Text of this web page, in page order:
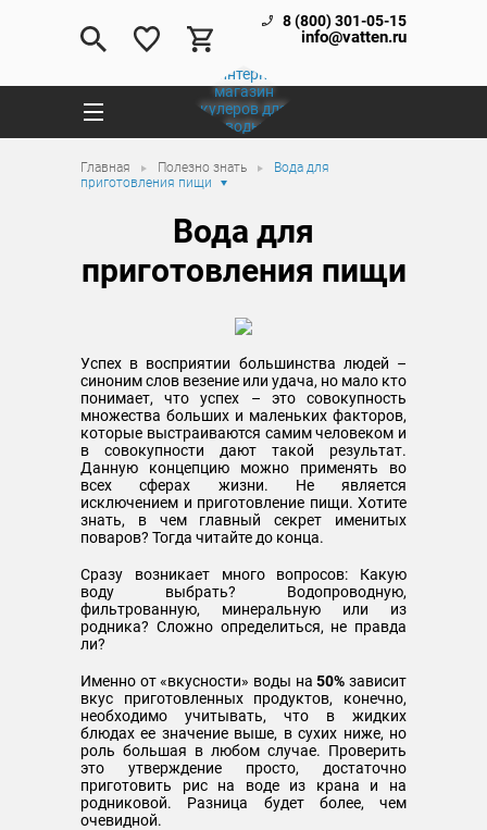
8 (800) 301-05-15
info@vatten.ru
Главная Полезно знать
Вода для
приготовления пищи
Вода для
приготовления пищи
Успех в восприятии большинства людей –
синоним слов везение или удача, но мало кто
понимает, что успех – это совокупность
множества больших и маленьких факторов,
которые выстраиваются самим человеком и
в совокупности дают такой результат.
Данную концепцию можно применять во
всех сферах жизни. Не является
исключением и приготовление пищи. Хотите
знать, в чем главный секрет именитых
поваров? Тогда читайте до конца.
Сразу возникает много вопросов: Какую
воду выбрать? Водопроводную,
фильтрованную, минеральную или из
родника? Сложно определиться, не правда
ли?
Именно от «вкусности» воды на50% зависит
вкус приготовленных продуктов, конечно,
необходимо учитывать, что в жидких
блюдах ее значение выше, в сухих ниже, но
роль большая в любом случае. Проверить
это утверждение просто, достаточно
приготовить рис на воде из крана и на
родниковой. Разница будет более, чем
очевидной.